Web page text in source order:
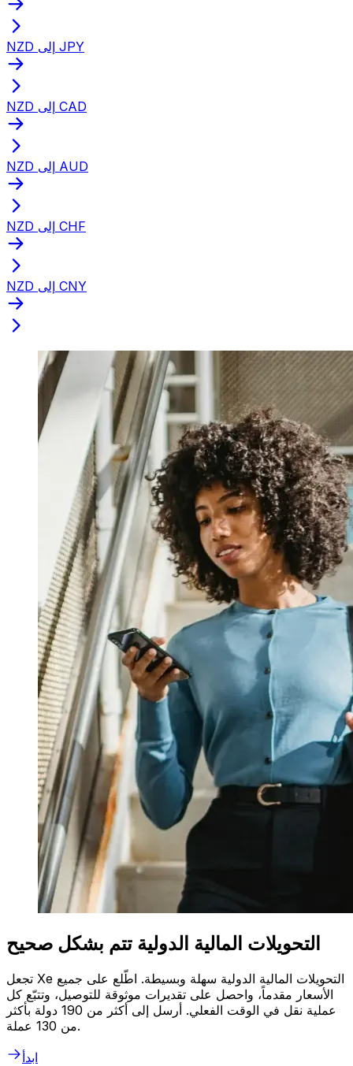
NZD إلى JPY
NZD إلى CAD
NZD إلى AUD
NZD إلى CHF
NZD إلى CNY
التحويلات المالية الدولية تتم بشكل صحيح
تجعل Xe التحويلات المالية الدولية سهلة وبسيطة. اطّلع على جميع
الأسعار مقدماً، واحصل على تقديرات موثوقة للتوصيل، وتتبّع كل
عملية نقل في الوقت الفعلي. أرسل إلى أكثر من 190 دولة بأكثر
من 130 عملة.
ابدأ